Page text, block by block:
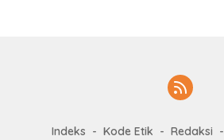
Indeks Kode Etik Redaksi